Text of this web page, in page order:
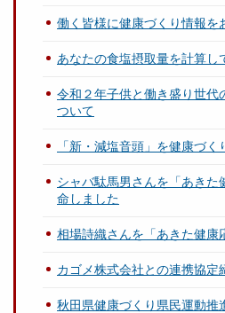
働く皆様に健康づくり情報を
あなたの食塩摂取量を計算し
令和２年子供と働き盛り世代
ついて
「新・減塩音頭」を健康づく
シャバ駄馬男さんを「あきた
命しました
相場詩織さんを「あきた健康
カゴメ株式会社との連携協定
秋田県健康づくり県民運動推